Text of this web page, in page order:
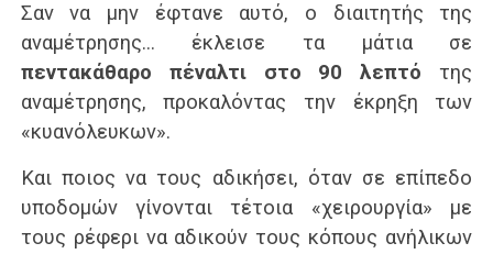
Σαν να μην έφτανε αυτό, ο διαιτητής της
αναμέτρησης… έκλεισε τα μάτια σε
πεντακάθαρο πέναλτι στο 90 λεπτό της
αναμέτρησης, προκαλόντας την έκρηξη των
«κυανόλευκων».
Και ποιος να τους αδικήσει, όταν σε επίπεδο
υποδομών γίνονται τέτοια «χειρουργία» με
τους ρέφερι να αδικούν τους κόπους ανήλικων